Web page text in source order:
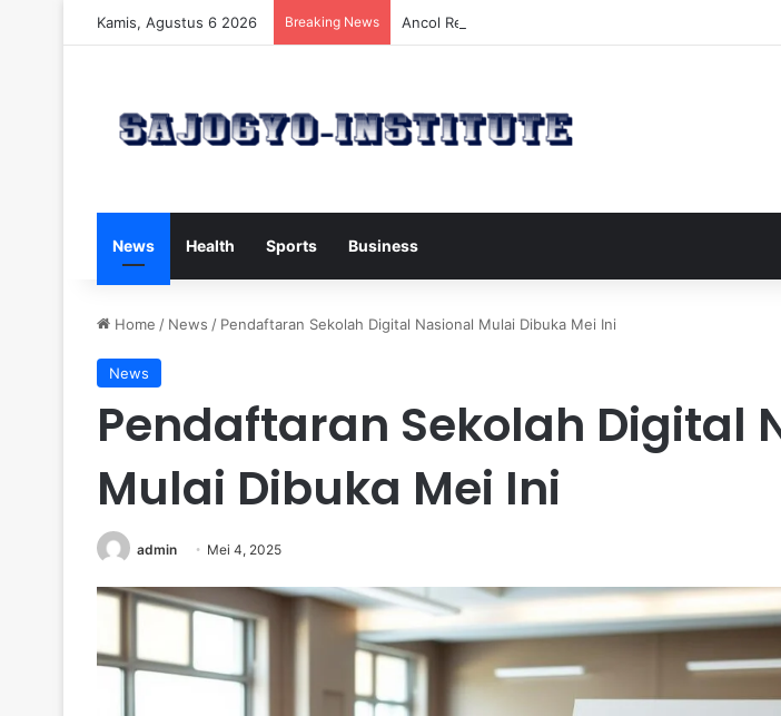
Kamis, Agustus 6 2026 Breaking News Ancol Rencanakan Perluasan Lahan 65 Hektar untuk
News Health Sports Business
Home / News / Pendaftaran Sekolah Digital Nasional Mulai Dibuka Mei Ini
News
Pendaftaran Sekolah Digital
Mulai Dibuka Mei Ini
admin Mei 4, 2025